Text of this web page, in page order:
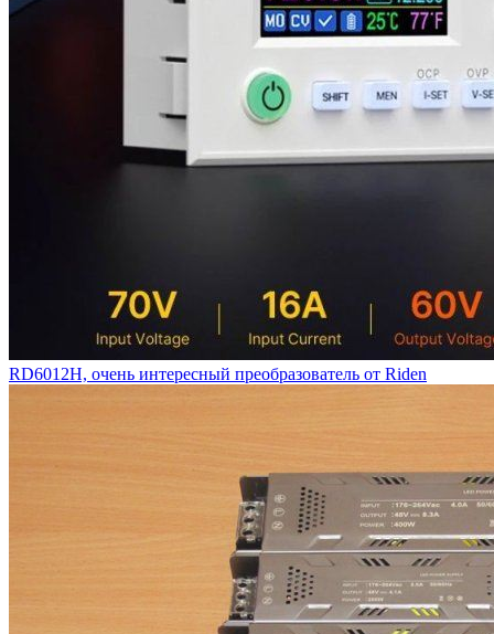
RD6012H, очень интересный преобразователь от Riden